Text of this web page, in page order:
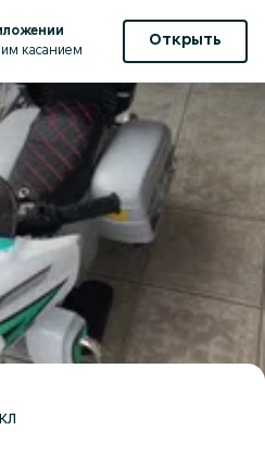
касанием
Открыть